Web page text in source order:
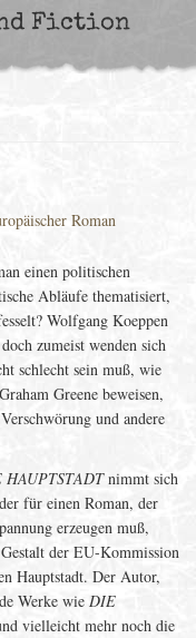
Fiction
Roman
einen politischen
Abläufe thematisiert,
Wolfgang Koeppen
zumeist wenden sich
schlecht sein muß, wie
Greene beweisen,
und andere
HAUPTSTADTnimmt sich
für einen Roman, der
erzeugen muß,
der EU-Kommission
Hauptstadt. Der Autor,
Werke wie DIE
vielleicht mehr noch die